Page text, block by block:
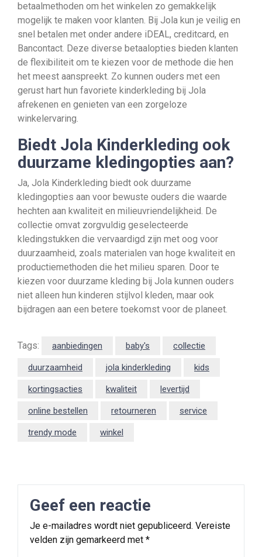
betaalmethoden om het winkelen zo gemakkelijk
mogelijk te maken voor klanten. Bij Jola kun je veilig en
snel betalen met onder andere iDEAL, creditcard, en
Bancontact. Deze diverse betaalopties bieden klanten
de flexibiliteit om te kiezen voor de methode die hen
het meest aanspreekt. Zo kunnen ouders met een
gerust hart hun favoriete kinderkleding bij Jola
afrekenen en genieten van een zorgeloze
winkelervaring.
Biedt Jola Kinderkleding ook
duurzame kledingopties aan?
Ja, Jola Kinderkleding biedt ook duurzame
kledingopties aan voor bewuste ouders die waarde
hechten aan kwaliteit en milieuvriendelijkheid. De
collectie omvat zorgvuldig geselecteerde
kledingstukken die vervaardigd zijn met oog voor
duurzaamheid, zoals materialen van hoge kwaliteit en
productiemethoden die het milieu sparen. Door te
kiezen voor duurzame kleding bij Jola kunnen ouders
niet alleen hun kinderen stijlvol kleden, maar ook
bijdragen aan een betere toekomst voor de planeet.
Tags: aanbiedingen baby's collectie
duurzaamheid jola kinderkleding kids
kortingsacties kwaliteit levertijd
online bestellen retourneren service
trendy mode winkel
Geef een reactie
Je e-mailadres wordt niet gepubliceerd. Vereiste
velden zijn gemarkeerd met *